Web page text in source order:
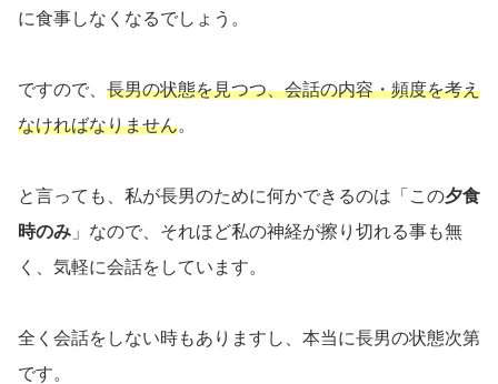
に食事しなくなるでしょう。
ですので、 長男の状態を見つつ、会話の内容・頻度を考え
なければなりません。
と言っても、私が長男のために何かできるのは「この夕食
時のみ 」なので、それほど私の神経が擦り切れる事も無
く、気軽に会話をしています。
全く会話をしない時もありますし、本当に長男の状態次第
です。